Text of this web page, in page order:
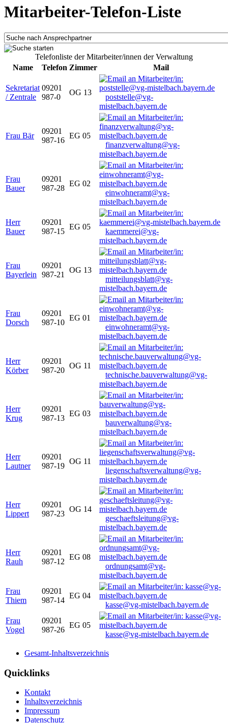
Mitarbeiter-Telefon-Liste
Telefonliste der Mitarbeiter/innen der Verwaltung
Name
Telefon Zimmer Mail
Sekretariat
/ Zentrale
09201
987-0
OG 13
poststelle@vg-
mistelbach.bayern.de
Frau Bär
09201
987-16
EG 05
finanzverwaltung@vg-
mistelbach.bayern.de
Frau
Bauer
09201
987-28
EG 02
einwohneramt@vg-
mistelbach.bayern.de
Herr
Bauer
09201
987-15
EG 05
kaemmerei@vg-
mistelbach.bayern.de
Frau
Bayerlein
09201
987-21
OG 13
mitteilungsblatt@vg-
mistelbach.bayern.de
Frau
Dorsch
09201
987-10
EG 01
einwohneramt@vg-
mistelbach.bayern.de
Herr
Körber
09201
987-20
OG 11
technische.bauverwaltung@vg-
mistelbach.bayern.de
Herr
Krug
09201
987-13
EG 03
bauverwaltung@vg-
mistelbach.bayern.de
Herr
Lautner
09201
987-19
OG 11
liegenschaftsverwaltung@vg-
mistelbach.bayern.de
Herr
Lippert
09201
987-23
OG 14
geschaeftsleitung@vg-
mistelbach.bayern.de
Herr
Rauh
09201
987-12
EG 08
ordnungsamt@vg-
mistelbach.bayern.de
Frau
Thiem
09201
987-14
EG 04
kasse@vg-mistelbach.bayern.de
Frau
Vogel
09201
987-26
EG 05
kasse@vg-mistelbach.bayern.de
Gesamt-Inhaltsverzeichnis
Quicklinks
Kontakt
Inhaltsverzeichnis
Impressum
Datenschutz